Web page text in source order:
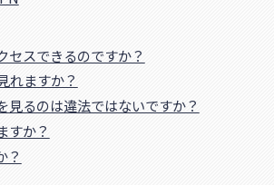
セスできるのですか？
れますか？
るのは違法ではないですか？
すか？
？